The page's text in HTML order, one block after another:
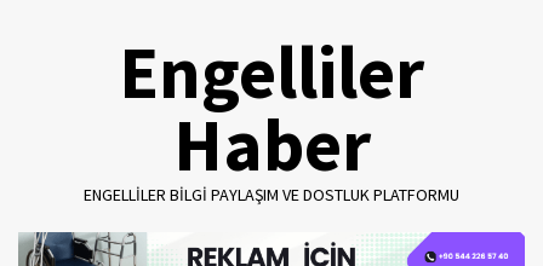
Engelliler
Haber
ENGELLILER BILGI PAYLAŞIM VE DOSTLUK PLATFORMU